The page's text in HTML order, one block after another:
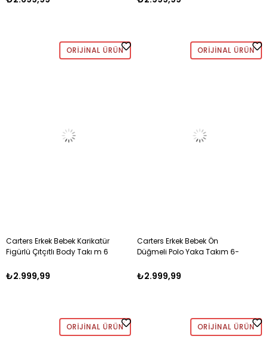
ORIJINAL ÜRÜN
Carters Erkek Bebek Karikatür
Figürlü Çıtçıtlı Body Takı m 6
₺2.999,99
ORIJINAL ÜRÜN
Carters Erkek Bebek Ön
Düğmeli Polo Yaka Takım 6-
₺2.999,99
ORIJINAL ÜRÜN ORIJINAL ÜRÜN